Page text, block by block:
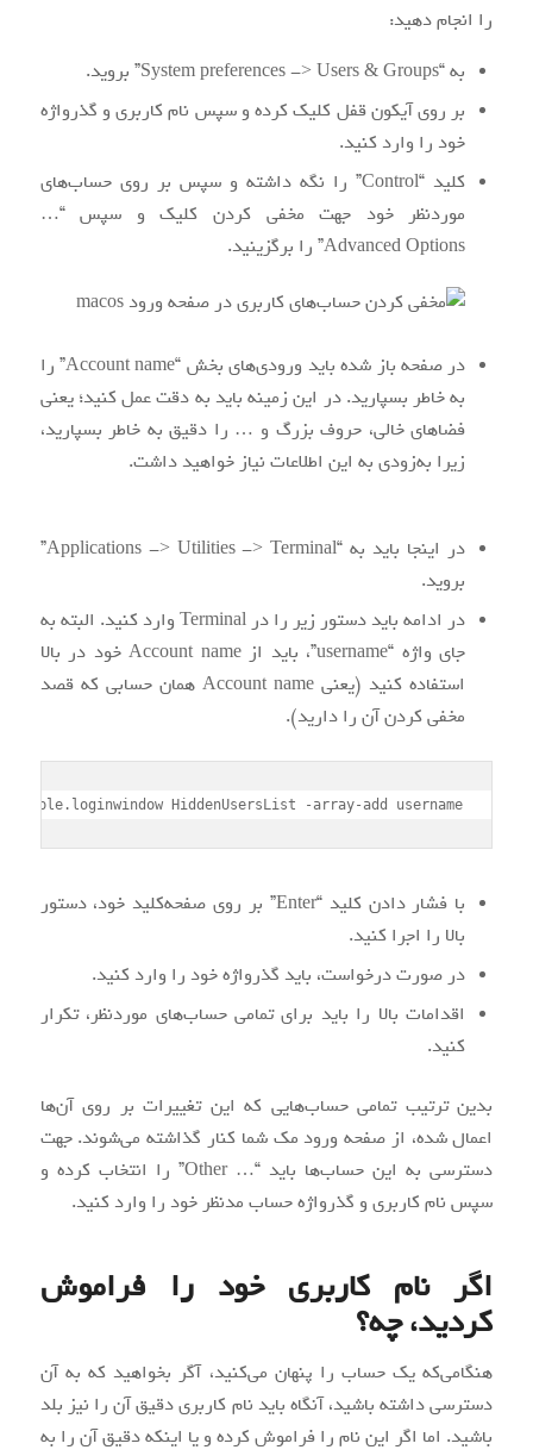
را انجام دهید:
به “System preferences -> Users & Groups” بروید.
بر روی آیکون قفل کلیک کرده و سپس نام کاربری و گذرواژه
خود را وارد کنید.
کلید “Control” را نگه داشته و سپس بر روی حساب‌های
موردنظر خود جهت مخفی کردن کلیک و سپس “…
Advanced Options” را برگزینید.
در صفحه باز شده باید ورودی‌های بخش “Account name” را
به خاطر بسپارید. در این زمینه باید به دقت عمل کنید؛ یعنی
فضاهای خالی، حروف بزرگ و … را دقیق به خاطر بسپارید،
زیرا به‌زودی به این اطلاعات نیاز خواهید داشت.
در اینجا باید به “Applications -> Utilities -> Terminal”
بروید.
در ادامه باید دستور زیر را در Terminal وارد کنید. البته به
جای واژه “username”، باید از Account name خود در بالا
استفاده کنید (یعنی Account name همان حسابی که قصد
مخفی کردن آن را دارید).
HiddenUsersList -array-add username
با فشار دادن کلید “Enter” بر روی صفحه‌کلید خود، دستور
بالا را اجرا کنید.
در صورت درخواست، باید گذرواژه خود را وارد کنید.
اقدامات بالا را باید برای تمامی حساب‌های موردنظر، تکرار
کنید.
بدین ترتیب تمامی حساب‌هایی که این تغییرات بر روی آن‌ها
اعمال شده، از صفحه ورود مک شما کنار گذاشته می‌شوند. جهت
دسترسی به این حساب‌ها باید “…
Other” را انتخاب کرده و
سپس نام کاربری و گذرواژه حساب مدنظر خود را وارد کنید.
اگر نام کاربری خود را فراموش
کردید، چه؟
هنگامی‌که یک حساب را پنهان می‌کنید، آگر بخواهید که به آن
دسترسی داشته باشید، آنگاه باید نام کاربری دقیق آن را نیز بلد
باشید. اما اگر این نام را فراموش کرده و یا اینکه دقیق آن را به